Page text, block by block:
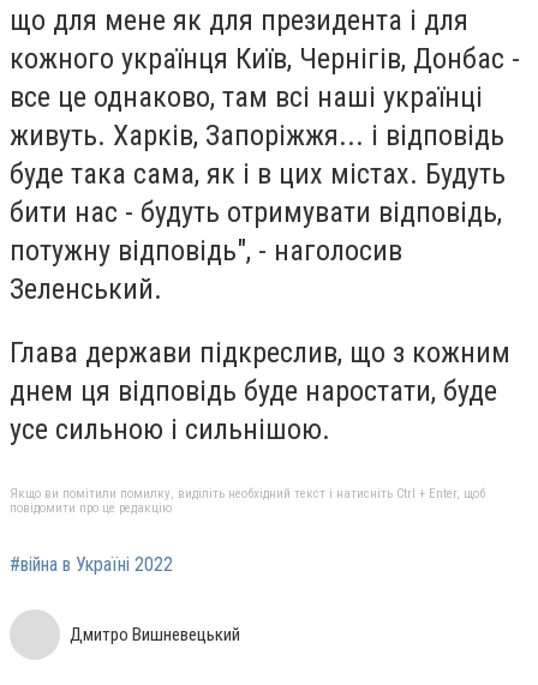
що для мене як для президента і для
кожного українця Київ, Чернігів, Донбас -
все це однаково, там всі наші українці
живуть. Харків, Запоріжжя... і відповідь
буде така сама, як і в цих містах. Будуть
бити нас - будуть отримувати відповідь,
потужну відповідь", - наголосив
Зеленський.
Глава держави підкреслив, що з кожним
днем ця відповідь буде наростати, буде
усе сильною і сильнішою.
Якщо ви помітили помилку, виділіть необхідний текст і натисніть Ctrl + Enter, щоб
повідомити про це редакцію
#війна в Україні 2022
Дмитро Вишневецький